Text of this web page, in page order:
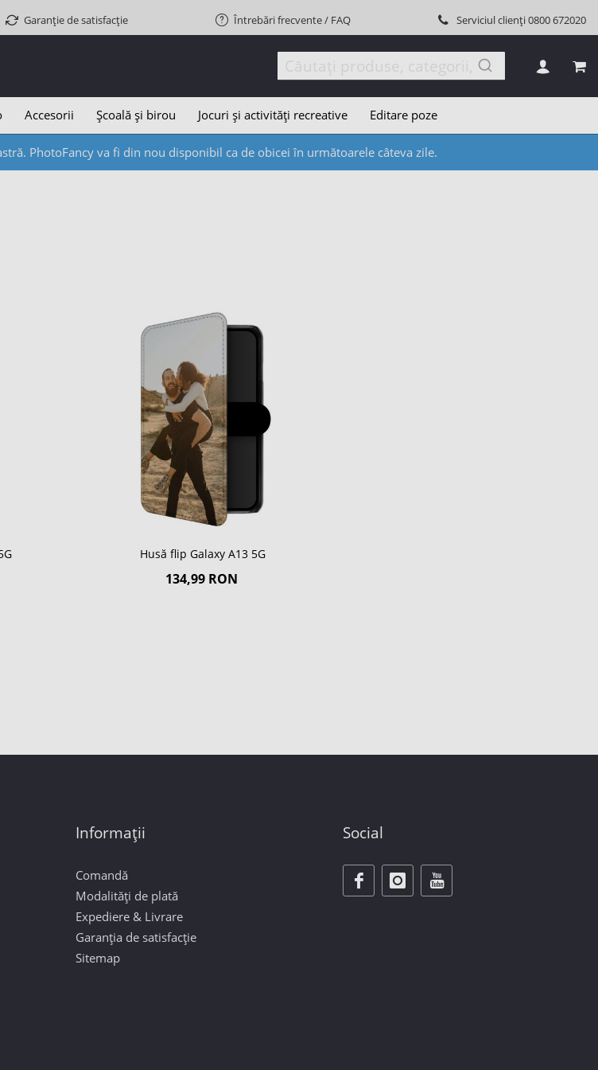
Garanție de satisfacție Întrebări frecvente / FAQ Serviciul clienți0800 672020
Accesorii Școală și birou Jocuri și activități recreative Editare poze
PhotoFancy va fi din nou disponibil ca de obicei în următoarele câteva zile.
Husă flip Galaxy A13 5G
134,99 RON
Informații
Comandă
Modalități de plată
Expediere & Livrare
Garanția de satisfacție
Sitemap
Social